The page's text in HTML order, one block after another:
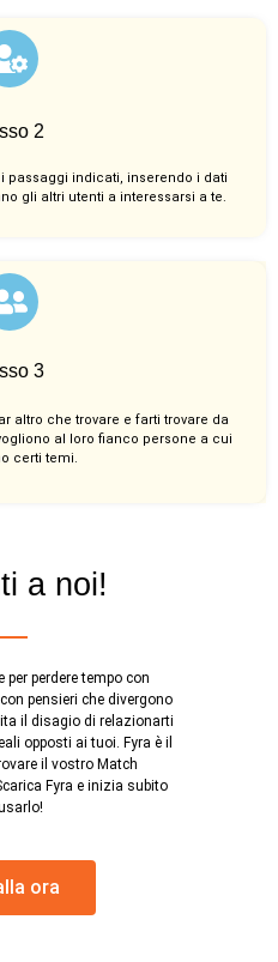
2
passaggi indicati, inserendo i dati
gli altri utenti a interessarsi a te.
3
altro che trovare e farti trovare da
al loro fianco persone a cui
certi temi.
a noi!
per perdere tempo con
pensieri che divergono
il disagio di relazionarti
opposti ai tuoi. Fyra è il
il vostro Match
Fyra e inizia subito
ora